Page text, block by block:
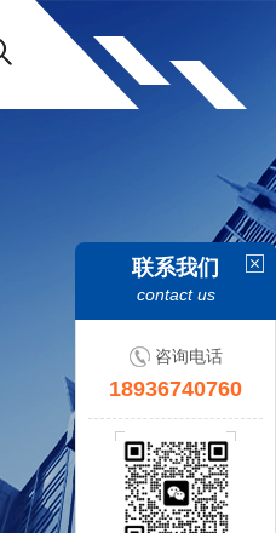
联系我们
contact us
咨询电话
18936740760